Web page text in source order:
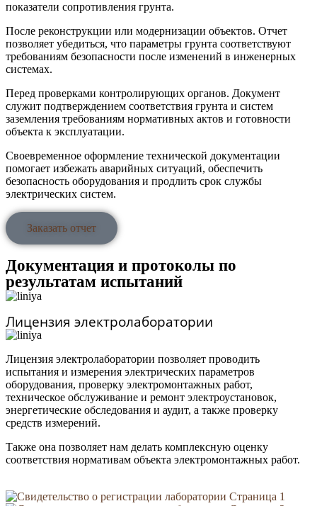
показатели сопротивления грунта.
После реконструкции или модернизации объектов. Отчет
позволяет убедиться, что параметры грунта соответствуют
требованиям безопасности после изменений в инженерных
системах.
Перед проверками контролирующих органов. Документ
служит подтверждением соответствия грунта и систем
заземления требованиям нормативных актов и готовности
объекта к эксплуатации.
Своевременное оформление технической документации
помогает избежать аварийных ситуаций, обеспечить
безопасность оборудования и продлить срок службы
электрических систем.
Заказать отчет
Документация и протоколы по
результатам испытаний
Лицензия электролаборатории
Лицензия электролаборатории позволяет проводить
испытания и измерения электрических параметров
оборудования, проверку электромонтажных работ,
техническое обслуживание и ремонт электроустановок,
энергетические обследования и аудит, а также проверку
средств измерений.
Также она позволяет нам делать комплексную оценку
соответствия нормативам объекта электромонтажных работ.